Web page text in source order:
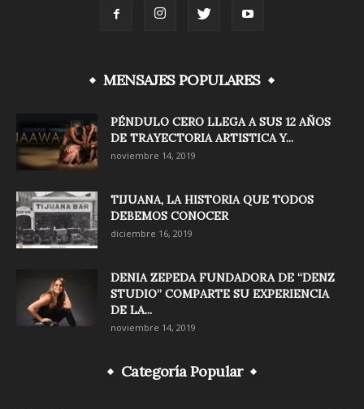
MENSAJES POPULARES
PÉNDULO CERO LLEGA A SUS 12 AÑOS
DE TRAYECTORIA ARTISTICA Y...
noviembre 14, 2019
TIJUANA, LA HISTORIA QUE TODOS
DEBEMOS CONOCER
diciembre 16, 2019
DENIA ZEPEDA FUNDADORA DE “DENZ
STUDIO” COMPARTE SU EXPERIENCIA
DE LA...
noviembre 14, 2019
Categoría Popular